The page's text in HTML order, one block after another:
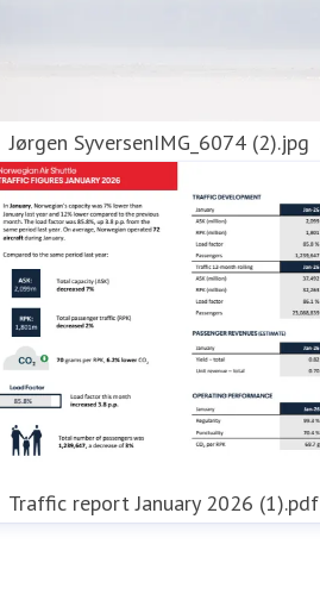
Jørgen SyversenIMG_6074 (2).jpg
Traffic report January 2026 (1).pdf